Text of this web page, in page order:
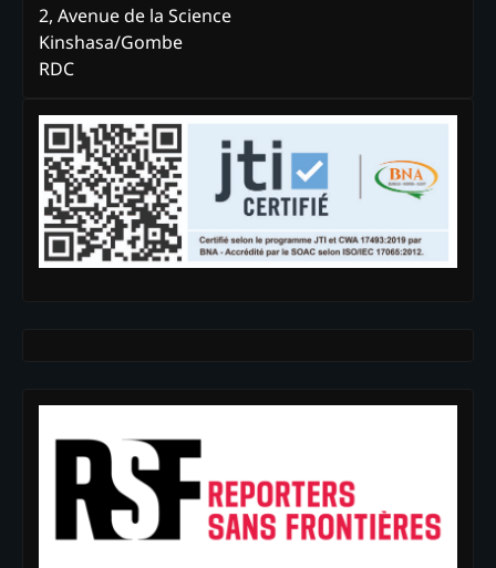
2, Avenue de la Science
Kinshasa/Gombe
RDC